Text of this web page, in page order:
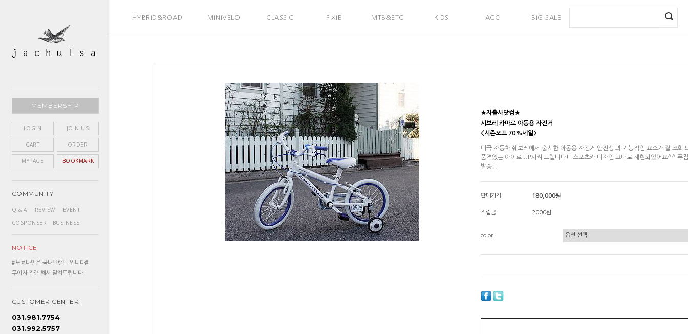
HYBRID&ROAD MINIVELO CLASSIC FIXIE MTB&ETC KIDS ACC BIG SALE
MEMBERSHIP
LOGIN JOIN US
CART ORDER
MYPAGE BOOKMARK
COMMUNITY
Q & A REVIEW
EVENT
COSPONSER
BUSINESS
NOTICE
#도쿄나인은 국내브랜드 입니다#
무이자 관련 해서 알려드립니다
CUSTOMER CENTER
031.981.7754
031.992.5757
★자출사닷컴★
시보레 카마로 아동용 자전거
<시즌오프 70%세일>
미국 자동차 쉐보레에서 출시한 아동용 자전거 안전성 과 기능적인 요소가 잘 조화
품격있는 아이로 UP시켜 드립니다!! 스포츠카 디자인 고대로 재현되었어요^^ 푸
발송!!
판매가격 180,000원
적립금 2000원
color